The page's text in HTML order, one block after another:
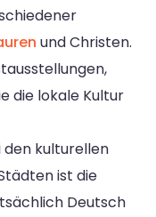
und Christen.
die lokale Kultur
kulturellen
ist die
Deutsch